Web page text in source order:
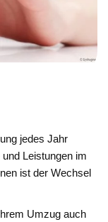
jedes Jahr
Leistungen im
ist der Wechsel
Umzug auch